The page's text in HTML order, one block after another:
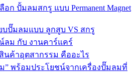
อก ปั้มลมสกรู แบบ Permanent Magnet
บปั๊มลมแบบ ลูกสูบ VS สกรู
ม กับ งานคาร์แคร์
นค้าอุตสากรรม คืออะไร
” พร้อมประโยชน์จากเครื่องปั๊มลมที่